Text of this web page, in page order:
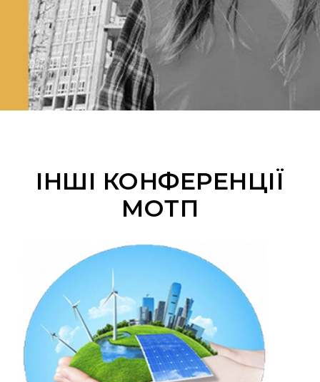
ІНШІ КОНФЕРЕНЦІЇ
МОТП